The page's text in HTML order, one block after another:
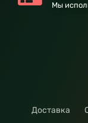
Мы
Доставка